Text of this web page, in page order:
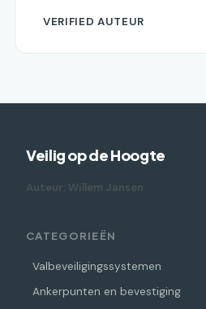
VERIFIED AUTEUR
Veilig op de Hoogte
Auteur: Willem Jansen
CATEGORIEËN
Valbeveiligingssystemen
Ankerpunten en bevestiging